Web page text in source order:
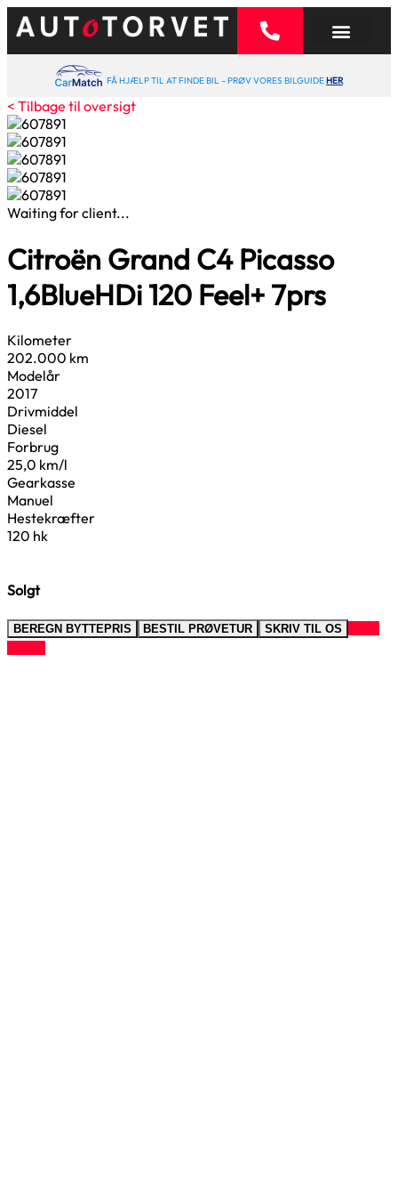
FÅ HJÆLP TIL AT FINDE BIL – PRØV VORES BILGUIDEHER
< Tilbage til oversigt
Waiting for client...
Citroën Grand C4 Picasso
1,6BlueHDi 120 Feel+ 7prs
Kilometer
202.000 km
Modelår
2017
Drivmiddel
Diesel
Forbrug
25,0 km/l
Gearkasse
Manuel
Hestekræfter
120 hk
Solgt
BEREGN BYTTEPRIS BESTIL PRØVETUR SKRIV TIL OS